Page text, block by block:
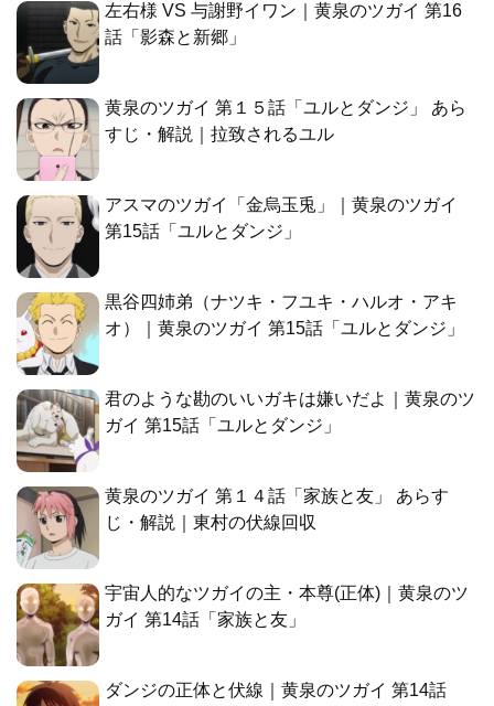
左右様 VS 与謝野イワン｜黄泉のツガイ 第16
話「影森と新郷」
黄泉のツガイ 第１５話「ユルとダンジ」 あら
すじ・解説｜拉致されるユル
アスマのツガイ「金烏玉兎」｜黄泉のツガイ
第15話「ユルとダンジ」
黒谷四姉弟（ナツキ・フユキ・ハルオ・アキ
オ）｜黄泉のツガイ 第15話「ユルとダンジ」
君のような勘のいいガキは嫌いだよ｜黄泉のツ
ガイ 第15話「ユルとダンジ」
黄泉のツガイ 第１４話「家族と友」 あらす
じ・解説｜東村の伏線回収
宇宙人的なツガイの主・本尊(正体)｜黄泉のツ
ガイ 第14話「家族と友」
ダンジの正体と伏線｜黄泉のツガイ 第14話